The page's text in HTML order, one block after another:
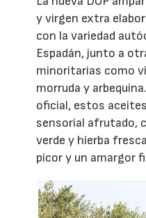
y virgen extra
con la variedad
Espadán, junto a
minoritarias como
morruda y
oficial, estos
sensorial afrutado,
verde y hierba
picor y un amargor